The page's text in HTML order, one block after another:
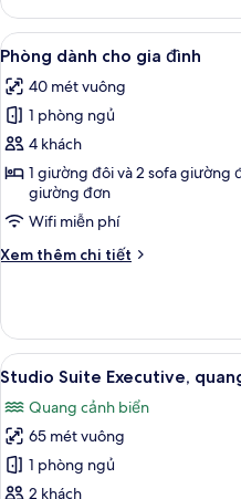
Phòng
đôi
Premium,
quang
cảnh
biển
Xem
tất
cả
ảnh
Phòng
dành
cho
gia
đình
9
Phòng dành cho gia đình
40 mét vuông
1 phòng ngủ
4 khách
1 giường đôi và 2 sofa giường
giường đơn
Wifi miễn phí
Xem thêm chi tiết
Chi
Phòng
dành
cho
đình
Xem
tất
cả
ảnh
Studio
Suite
10
Studio Suite Executive,
Quang cảnh biển
65 mét vuông
1 phòng ngủ
2 khách